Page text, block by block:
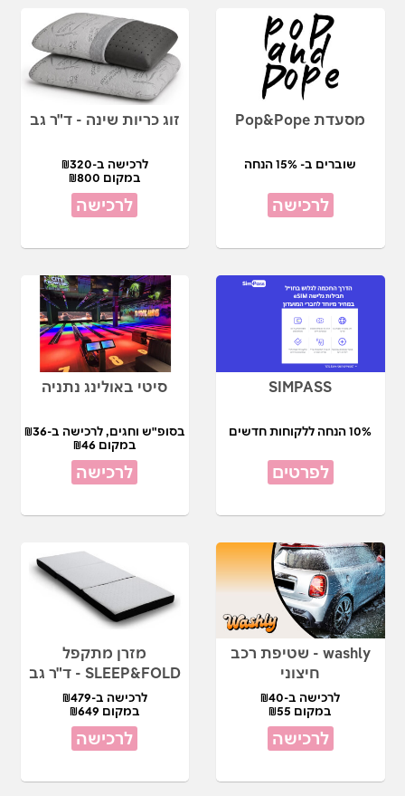
מסעדת Pop&Pope
שוברים ב- 15% הנחה
לרכישה
זוג כריות שינה - ד"ר גב
לרכישה ב-₪320
במקום ₪800
לרכישה
SIMPASS
10% הנחה ללקוחות חדשים
לפרטים
סיטי באולינג נתניה
בסופ"ש וחגים, לרכישה ב-₪36
במקום ₪46
לרכישה
washly - שטיפת רכב
חיצוני
לרכישה ב-₪40
במקום ₪55
לרכישה
מזרן מתקפל
SLEEP&FOLD - ד"ר גב
לרכישה ב-₪479
במקום ₪649
לרכישה